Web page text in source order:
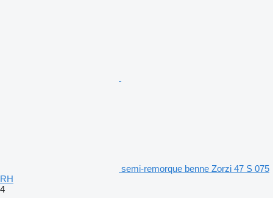
semi-remorque benne Zorzi 47 S 075
RH
4